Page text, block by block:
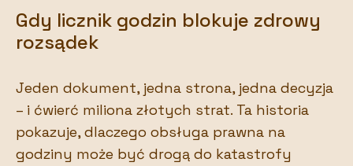
Gdy licznik godzin blokuje zdrowy
rozsądek
Jeden dokument, jedna strona, jedna decyzja
– i ćwierć miliona złotych strat. Ta historia
pokazuje, dlaczego obsługa prawna na
godziny może być drogą do katastrofy